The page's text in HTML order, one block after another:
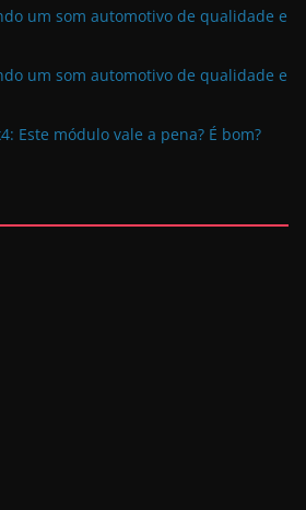
um som automotivo de qualidade e
um som automotivo de qualidade e
Este módulo vale a pena? É bom?